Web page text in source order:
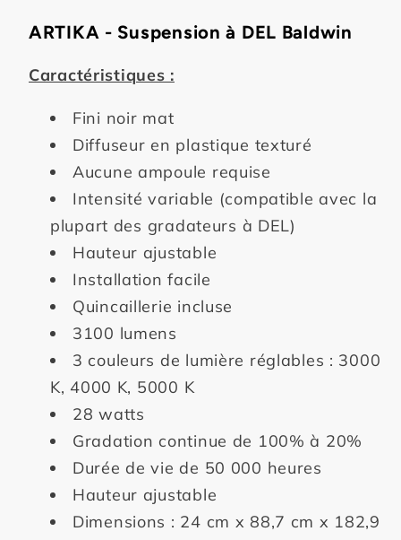
ARTIKA - Suspension à DEL Baldwin
Caractéristiques :
Fini noir mat
Diffuseur en plastique texturé
Aucune ampoule requise
Intensité variable (compatible avec la
plupart des gradateurs à DEL)
Hauteur ajustable
Installation facile
Quincaillerie incluse
3100 lumens
3 couleurs de lumière réglables : 3000
K, 4000 K, 5000 K
28 watts
Gradation continue de 100% à 20%
Durée de vie de 50 000 heures
Hauteur ajustable
Dimensions : 24 cm x 88,7 cm x 182,9